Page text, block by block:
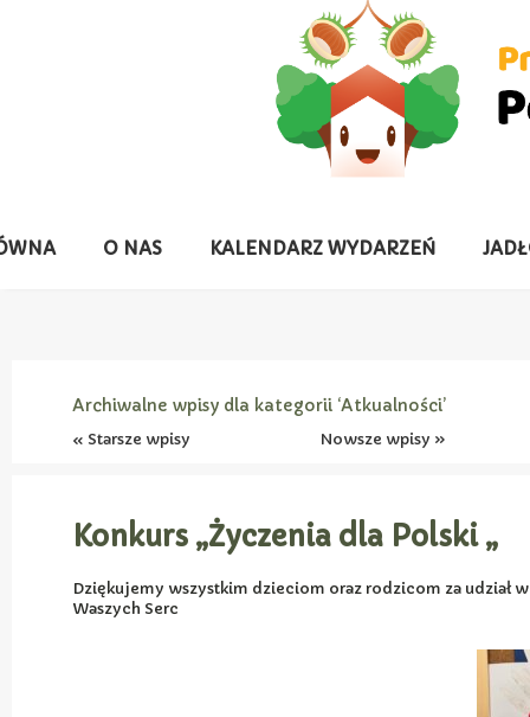
O NAS KALENDARZ WYDARZEŃ
Archiwalne wpisy dla kategorii ‘Atkualności’
« Starsze wpisy Nowsze wpisy »
Konkurs „Życzenia dla Polski „
Dziękujemy wszystkim dzieciom oraz rodzicom za udział
Waszych Serc